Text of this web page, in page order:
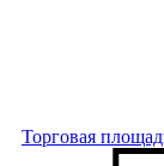
Торговая